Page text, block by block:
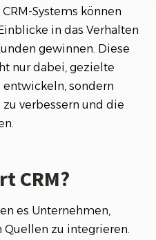
Systems können
in das Verhalten
gewinnen. Diese
nur dabei, gezielte
sondern
verbessern und die
CRM?
es Unternehmen,
Quellen zu integrieren.